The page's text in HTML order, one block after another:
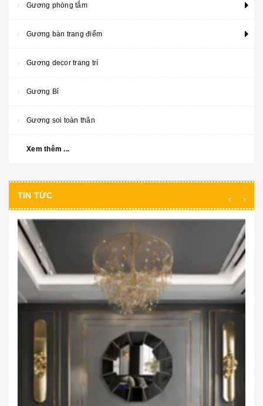
Gương phòng tắm
Gương bàn trang điểm
Gương decor trang trí
Gương Bỉ
Gương soi toàn thân
Xem thêm ...
TIN TỨC